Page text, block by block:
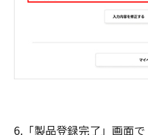
6.「製品登録完了」画面で